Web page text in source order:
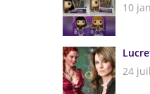
10
24